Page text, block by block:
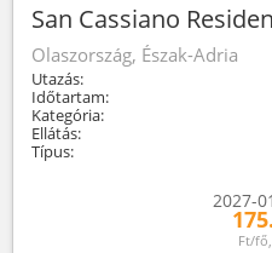
San Cassiano
Olaszország, Észak-Adria
Utazás:
Időtartam:
Kategória:
Ellátás:
Típus:
2027-
Ft/